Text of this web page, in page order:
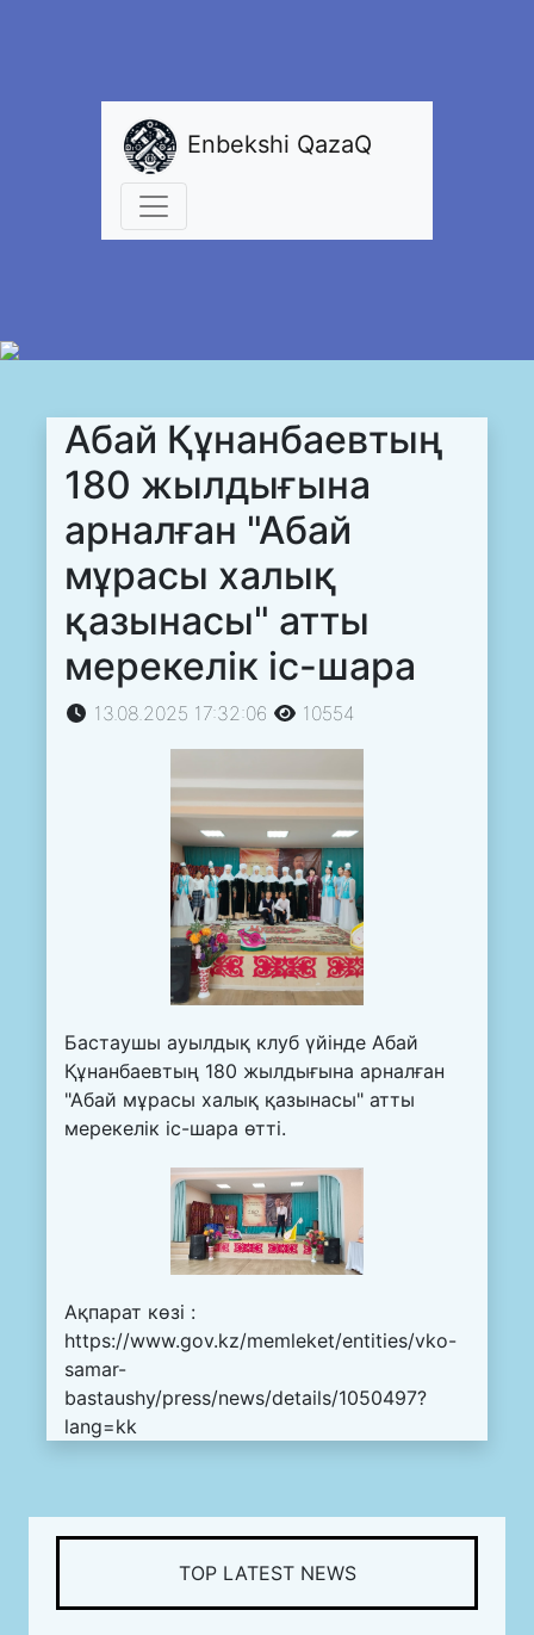
Enbekshi QazaQ
Абай Құнанбаевтың
180 жылдығына
арналған "Абай
мұрасы халық
қазынасы" атты
мерекелік іс-шара
13.08.2025 17:32:06 10554
Бастаушы ауылдық клуб үйінде Абай
Құнанбаевтың 180 жылдығына арналған
"Абай мұрасы халық қазынасы" атты
мерекелік іс-шара өтті.
Ақпарат көзі :
https://www.gov.kz/memleket/entities/vko-
samar-
bastaushy/press/news/details/1050497?
lang=kk
TOP LATEST NEWS